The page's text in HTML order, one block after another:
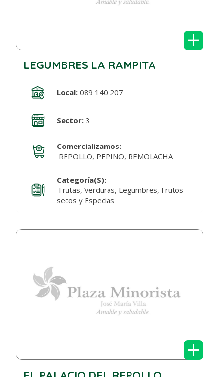
+
LEGUMBRES LA RAMPITA
Local:089 140 207
Sector:3
Comercializamos:
REPOLLO, PEPINO, REMOLACHA
Categoría(s):
Frutas, Verduras, Legumbres, Frutos
secos y Especias
+